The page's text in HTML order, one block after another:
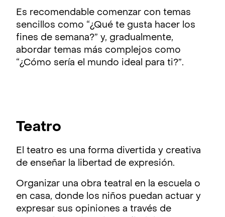
Es recomendable comenzar con temas
sencillos como “¿Qué te gusta hacer los
fines de semana?” y, gradualmente,
abordar temas más complejos como
“¿Cómo sería el mundo ideal para ti?”.
Teatro
El teatro es una forma divertida y creativa
de enseñar la libertad de expresión.
Organizar una obra teatral en la escuela o
en casa, donde los niños puedan actuar y
expresar sus opiniones a través de